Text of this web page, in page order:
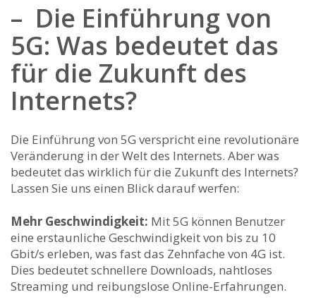
– ⁤ Die Einführung von⁢
5G: Was bedeutet das
für die Zukunft des
⁣Internets?
Die Einführung von ⁢5G verspricht eine revolutionäre
Veränderung in der Welt des‌ Internets. Aber was
bedeutet ‍das wirklich für die Zukunft ⁣des ‌Internets?
Lassen Sie uns einen Blick darauf werfen:
Mehr Geschwindigkeit: Mit 5G‌ können Benutzer
⁣eine erstaunliche Geschwindigkeit von ⁣bis zu 10
Gbit/s erleben, was fast das Zehnfache von 4G ist.
⁤Dies bedeutet schnellere ⁢Downloads, nahtloses
Streaming und reibungslose Online-Erfahrungen.